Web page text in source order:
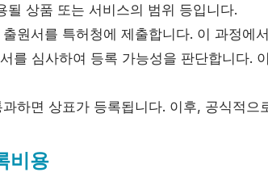
될 상품 또는 서비스의 범위 등입니다.
출원서를 특허청에 제출합니다. 이 과정에
를 심사하여 등록 가능성을 판단합니다.
하면 상표가 등록됩니다. 이후, 공식적으
비용